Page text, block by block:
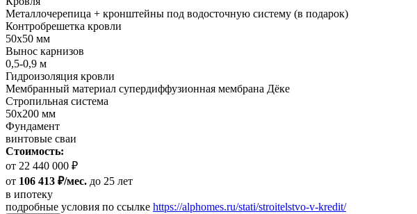
Металлочерепица + кронштейны под водосточную систему (в подарок)
Контробрешетка кровли
50х50 мм
Вынос карнизов
0,5-0,9 м
Гидроизоляция кровли
Мембранный материал супердиффузионная мембрана Дёке
Стропильная система
50х200 мм
Фундамент
винтовые сваи
Стоимость:
от 22 440 000 ₽
от 106 413 ₽/мес. до 25 лет
в ипотеку
подробные условия по ссылке https://alphomes.ru/stati/stroitelstvo-v-kredit/